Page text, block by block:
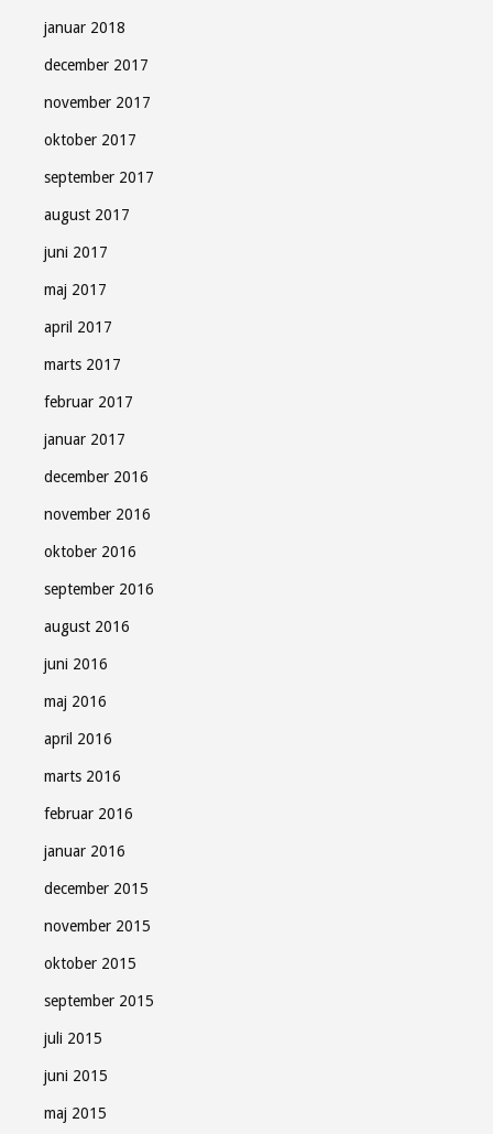
januar 2018
december 2017
november 2017
oktober 2017
september 2017
august 2017
juni 2017
maj 2017
april 2017
marts 2017
februar 2017
januar 2017
december 2016
november 2016
oktober 2016
september 2016
august 2016
juni 2016
maj 2016
april 2016
marts 2016
februar 2016
januar 2016
december 2015
november 2015
oktober 2015
september 2015
juli 2015
juni 2015
maj 2015